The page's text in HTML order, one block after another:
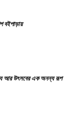
বইপাড়ায়
আর উৎসবের এক অনন্য রূপ